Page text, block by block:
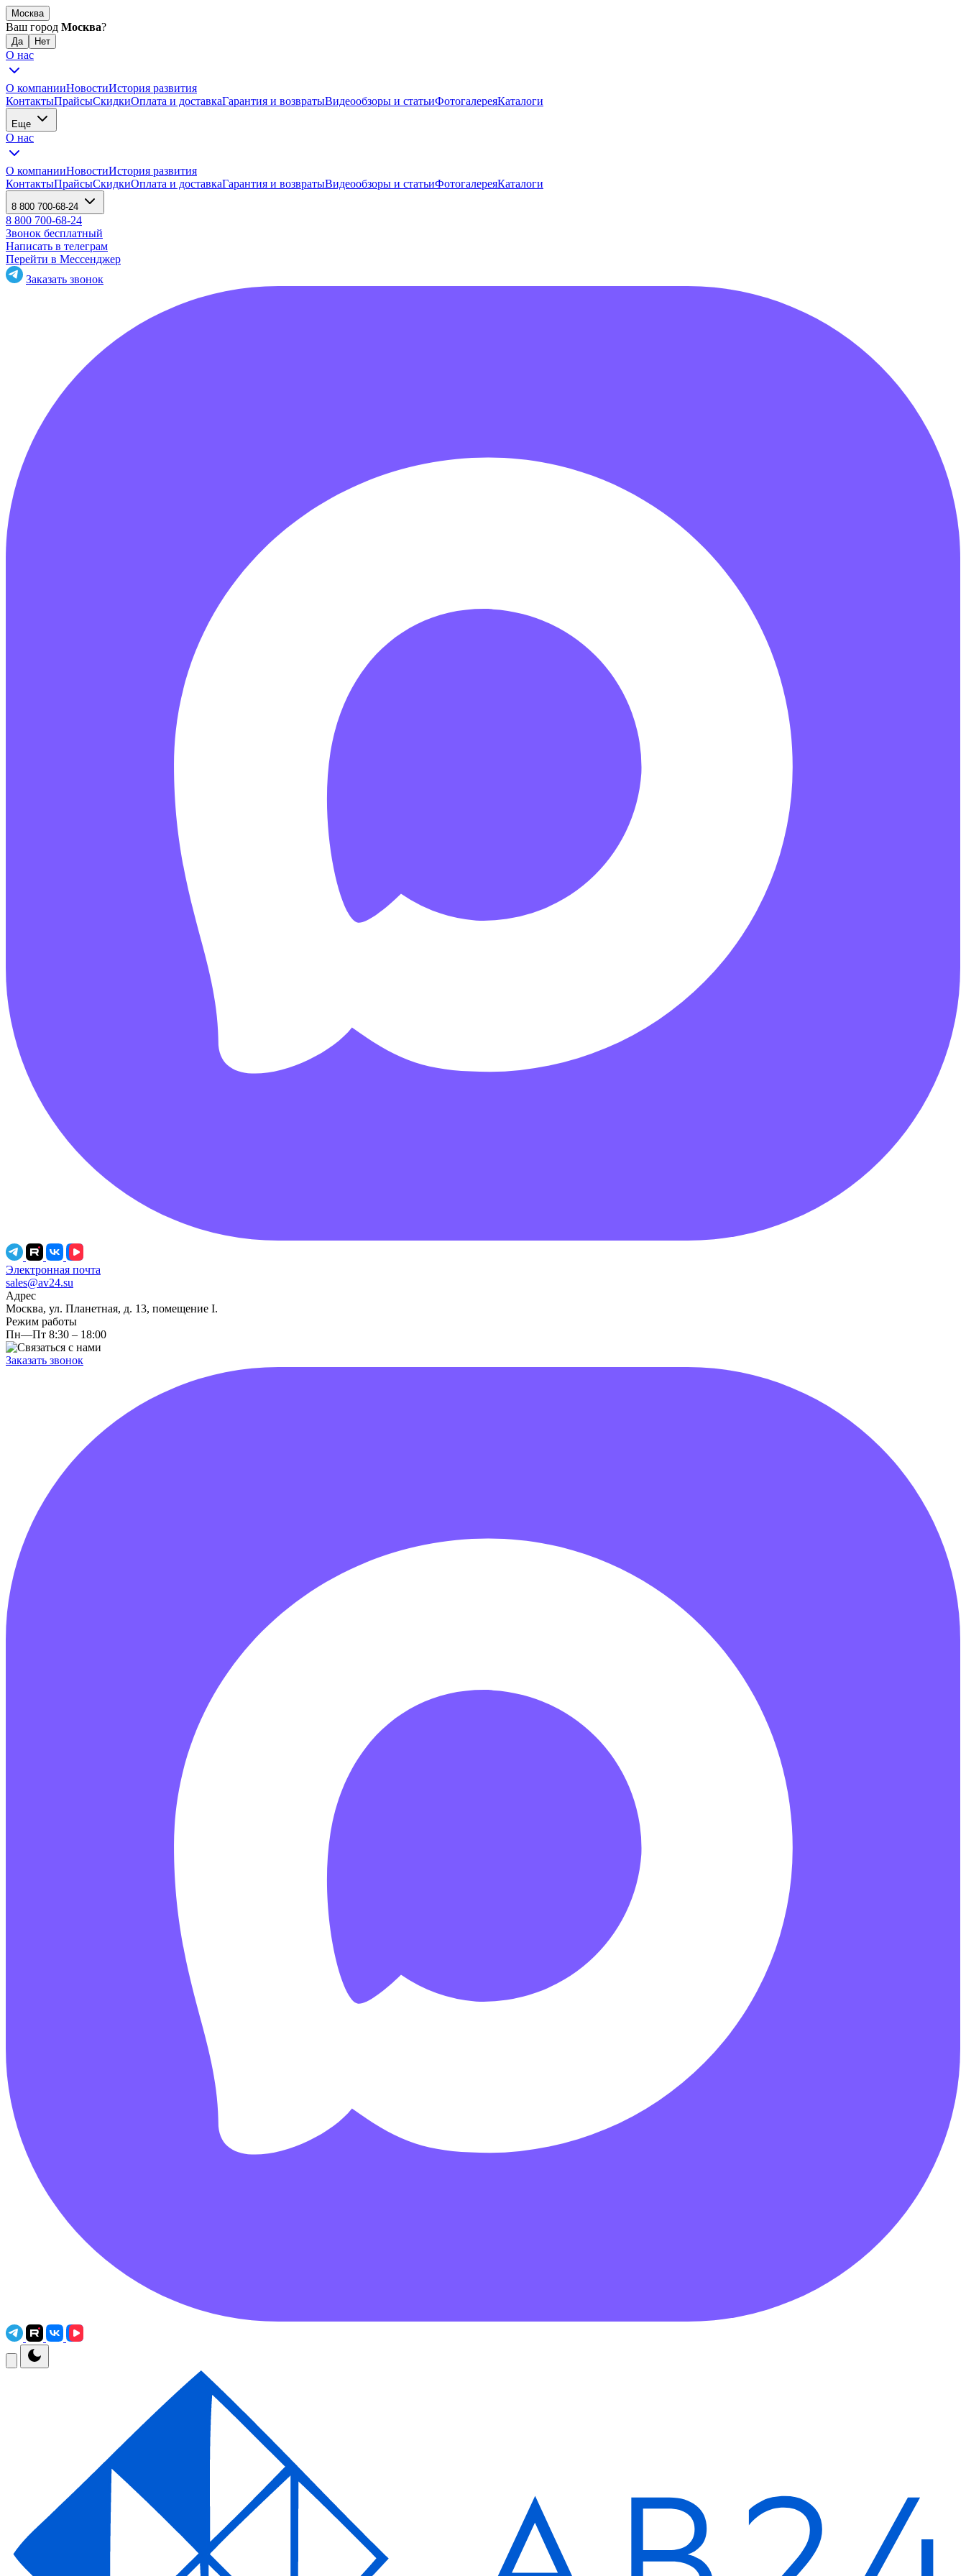
Москва
Ваш город Москва?
О нас
О компанииНовостиИстория развития
КонтактыПрайсыСкидкиОплата и доставкаГарантия и возвратыВидеообзоры и статьиФотогалереяКаталоги
Еще
О нас
О компанииНовостиИстория развития
КонтактыПрайсыСкидкиОплата и доставкаГарантия и возвратыВидеообзоры и статьиФотогалереяКаталоги
8 800 700-68-24
8 800 700-68-24
Звонок бесплатный
Написать в телеграм
Перейти в Мессенджер
Заказать звонок
Электронная почта
sales@av24.su
Адрес
Москва, ул. Планетная, д. 13, помещение I.
Режим работы
Пн—Пт 8:30 – 18:00
Заказать звонок